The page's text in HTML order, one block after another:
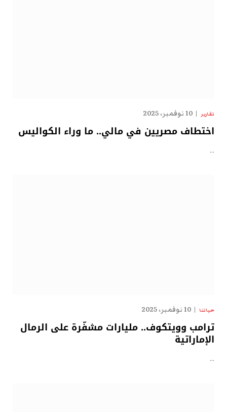
تقارير 10 نوفمبر، 2025
اختطاف مصريين في مالي.. ما وراء الكواليس
…
حياتنا 10 نوفمبر، 2025
ترامب وويتكوف.. مليارات مشفّرة على الرمال
الإماراتية
…